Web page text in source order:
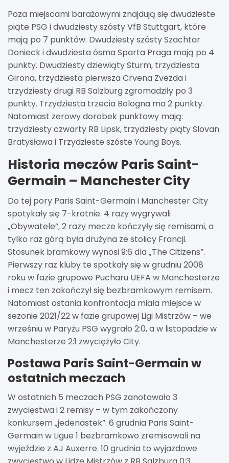
Poza miejscami barażowymi znajdują się dwudzieste
piąte PSG i dwudziesty szósty VfB Stuttgart, które
mają po 7 punktów. Dwudziesty szósty Szachtar
Donieck i dwudziesta ósma Sparta Praga mają po 4
punkty. Dwudziesty dziewiąty Sturm, trzydziesta
Girona, trzydziesta pierwsza Crvena Zvezda i
trzydziesty drugi RB Salzburg zgromadziły po 3
punkty. Trzydziesta trzecia Bologna ma 2 punkty.
Natomiast zerowy dorobek punktowy mają:
trzydziesty czwarty RB Lipsk, trzydziesty piąty Slovan
Bratysława i Trzydzieste szóste Young Boys.
Historia meczów Paris Saint-
Germain – Manchester City
Do tej pory Paris Saint-Germain i Manchester City
spotykały się 7-krotnie. 4 razy wygrywali
„Obywatele”, 2 razy mecze kończyły się remisami, a
tylko raz górą była drużyna ze stolicy Francji.
Stosunek bramkowy wynosi 9:6 dla „The Citizens”.
Pierwszy raz kluby te spotkały się w grudniu 2008
roku w fazie grupowe Pucharu UEFA w Manchesterze
i mecz ten zakończył się bezbramkowym remisem.
Natomiast ostania konfrontacja miała miejsce w
sezonie 2021/22 w fazie grupowej Ligi Mistrzów – we
wrześniu w Paryżu PSG wygrało 2:0, a w listopadzie w
Manchesterze 2:1 zwyciężyło City.
Postawa Paris Saint-Germain w
ostatnich meczach
W ostatnich 5 meczach PSG zanotowało 3
zwycięstwa i 2 remisy – w tym zakończony
konkursem „jedenastek”. 6 grudnia Paris Saint-
Germain w Ligue 1 bezbramkowo zremisowali na
wyjeździe z AJ Auxerre. 10 grudnia to wyjazdowe